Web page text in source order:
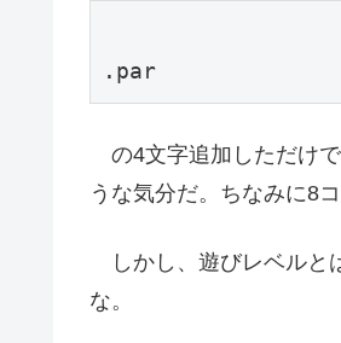
の4文字追加しただけ
うな気分だ。ちなみに8コ
しかし、遊びレベルと
な。